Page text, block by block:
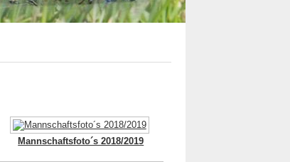
Mannschaftsfoto´s 2018/2019